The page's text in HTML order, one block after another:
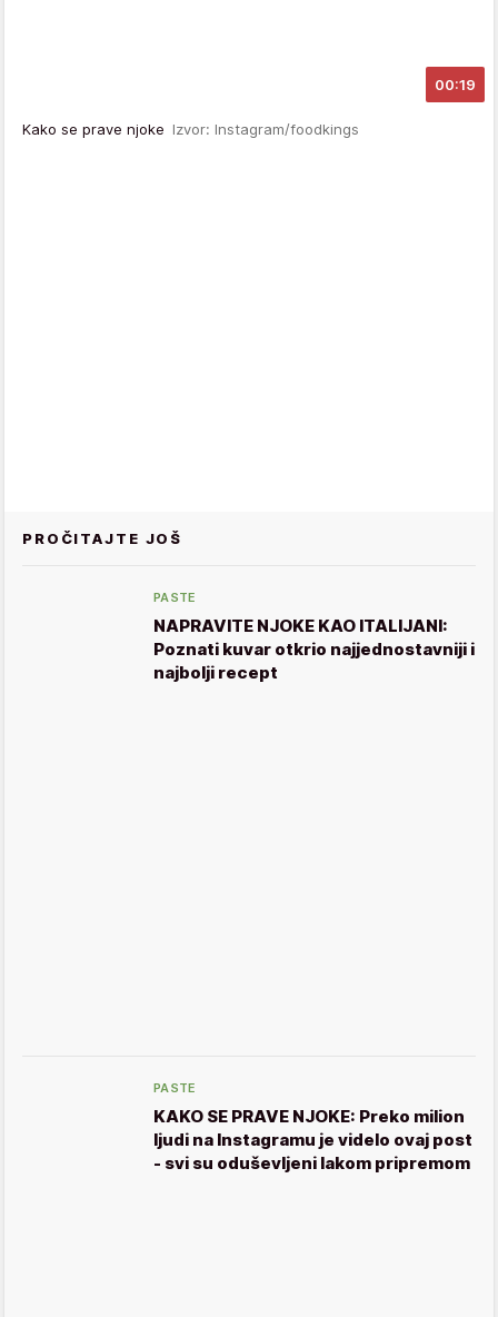
00:19
Kako se prave njoke Izvor: Instagram/foodkings
PROČITAJTE JOŠ
PASTE
NAPRAVITE NJOKE KAO ITALIJANI:
Poznati kuvar otkrio najjednostavniji i
najbolji recept
PASTE
KAKO SE PRAVE NJOKE: Preko milion
ljudi na Instagramu je videlo ovaj post
- svi su oduševljeni lakom pripremom